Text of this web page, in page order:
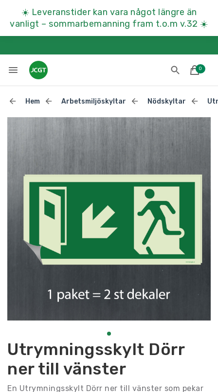
☀️ Leveranstider kan vara något längre än
vanligt – sommarbemanning fram t.o.m v.32 ☀️
0
Hem Arbetsmiljöskyltar Nödskyltar
Utrymningsskylt Dörr
ner till vänster
En Utrymningsskylt Dörr ner till vänster som pekar